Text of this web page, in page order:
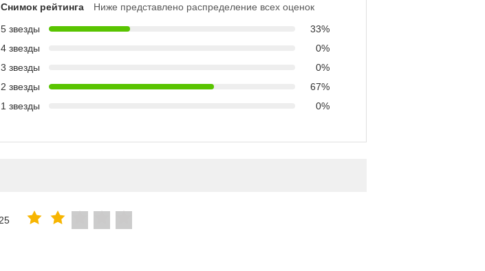
Снимок рейтинга
Ниже представлено распределение всех оценок
5 звезды
33%
4 звезды
0%
3 звезды
0%
2 звезды
67%
1 звезды
0%